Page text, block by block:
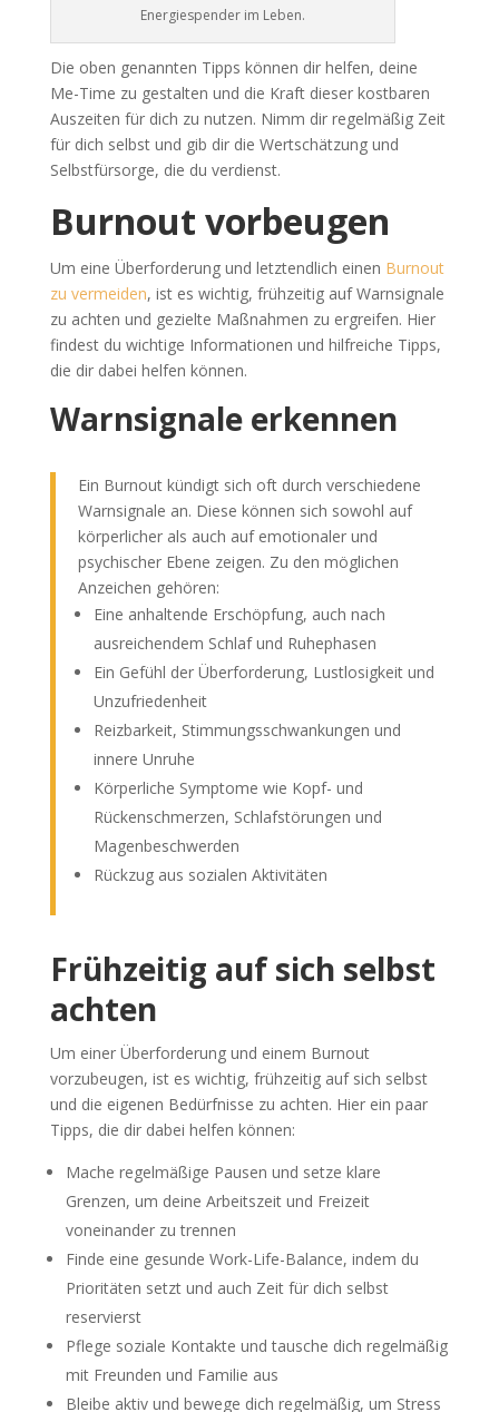
Energiespender im Leben.
Die oben genannten Tipps können dir helfen, deine
Me-Time zu gestalten und die Kraft dieser kostbaren
Auszeiten für dich zu nutzen. Nimm dir regelmäßig Zeit
für dich selbst und gib dir die Wertschätzung und
Selbstfürsorge, die du verdienst.
Burnout vorbeugen
Um eine Überforderung und letztendlich einen Burnout
zu vermeiden, ist es wichtig, frühzeitig auf Warnsignale
zu achten und gezielte Maßnahmen zu ergreifen. Hier
findest du wichtige Informationen und hilfreiche Tipps,
die dir dabei helfen können.
Warnsignale erkennen
Ein Burnout kündigt sich oft durch verschiedene
Warnsignale an. Diese können sich sowohl auf
körperlicher als auch auf emotionaler und
psychischer Ebene zeigen. Zu den möglichen
Anzeichen gehören:
Eine anhaltende Erschöpfung, auch nach
ausreichendem Schlaf und Ruhephasen
Ein Gefühl der Überforderung, Lustlosigkeit und
Unzufriedenheit
Reizbarkeit, Stimmungsschwankungen und
innere Unruhe
Körperliche Symptome wie Kopf- und
Rückenschmerzen, Schlafstörungen und
Magenbeschwerden
Rückzug aus sozialen Aktivitäten
Frühzeitig auf sich selbst
achten
Um einer Überforderung und einem Burnout
vorzubeugen, ist es wichtig, frühzeitig auf sich selbst
und die eigenen Bedürfnisse zu achten. Hier ein paar
Tipps, die dir dabei helfen können:
Mache regelmäßige Pausen und setze klare
Grenzen, um deine Arbeitszeit und Freizeit
voneinander zu trennen
Finde eine gesunde Work-Life-Balance, indem du
Prioritäten setzt und auch Zeit für dich selbst
reservierst
Pflege soziale Kontakte und tausche dich regelmäßig
mit Freunden und Familie aus
Bleibe aktiv und bewege dich regelmäßig, um Stress